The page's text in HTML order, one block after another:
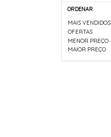
ORDENAR
MAIS VENDIDOS
OFERTAS
MENOR PREÇO
MAIOR PREÇO